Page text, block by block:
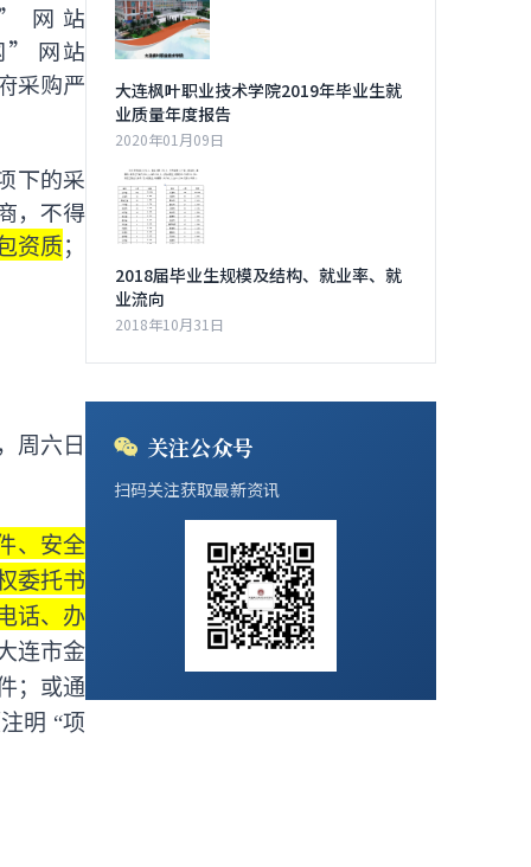
网站
” 网站
采购严
下的采
，不得
资质；
周六日
、安全
委托书
话、办
连市金
；或通
明 “项
大连枫叶职业技术学院2019年毕业生就
业质量年度报告
2020年01月09日
2018届毕业生规模及结构、就业率、就
业流向
2018年10月31日
关注公众号
扫码关注获取最新资讯